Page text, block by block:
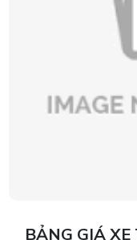
BẢNG GIÁ